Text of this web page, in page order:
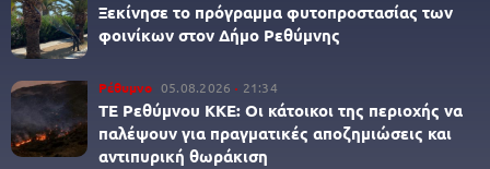
Ξεκίνησε το πρόγραμμα φυτοπροστασίας των
φοινίκων στον Δήμο Ρεθύμνης
Ρέθυμνο 05.08.2026 21:34
ΤΕ Ρεθύμνου ΚΚΕ: Οι κάτοικοι της περιοχής να
παλέψουν για πραγματικές αποζημιώσεις και
αντιπυρική θωράκιση